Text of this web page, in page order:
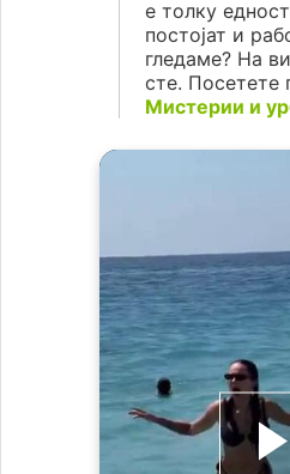
е толку
постојат и
гледаме? На
сте. Посетете
Мистерии и